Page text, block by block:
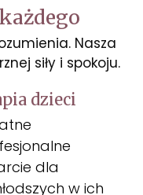
Nasza
siły i spokoju.
dzieci
dla
w ich